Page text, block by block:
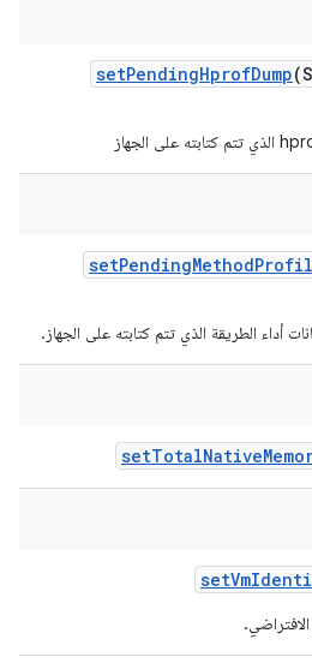
setPendingHprofDump
setPendingMethod
أداء الطريقة الذي تتم كتابته على الجهاز.
setTotalNative
setVm